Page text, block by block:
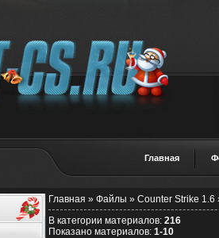
Главная
Главная » Файлы » Counter Strike 1.6
В категории материалов: 216
Показано материалов: 1-10